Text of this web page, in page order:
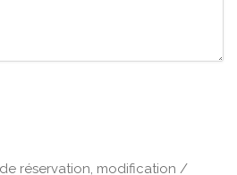
réservation, modification /